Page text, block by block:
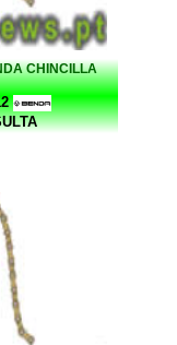
CHINCILLA